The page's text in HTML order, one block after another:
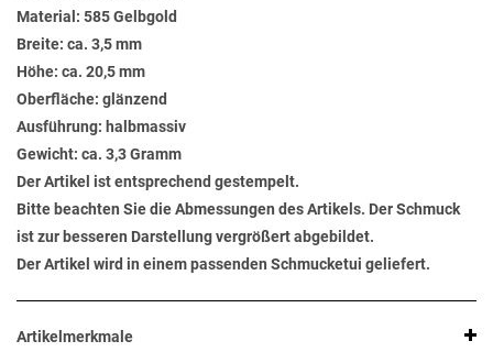
Material: 585 Gelbgold
Breite: ca. 3,5 mm
Höhe: ca. 20,5 mm
Oberfläche: glänzend
Ausführung: halbmassiv
Gewicht: ca. 3,3 Gramm
Der Artikel ist entsprechend gestempelt.
Bitte beachten Sie die Abmessungen des Artikels. Der Schmuck
ist zur besseren Darstellung vergrößert abgebildet.
Der Artikel wird in einem passenden Schmucketui geliefert.
Artikelmerkmale